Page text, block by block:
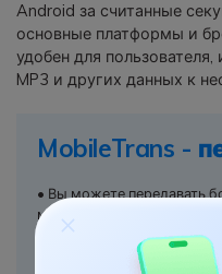
Android за считанные
основные платформы и
удобен для
MP3 и других данных к
MobileTrans -
• Вы можете передавать
музыку, непосредственно
смартфон.